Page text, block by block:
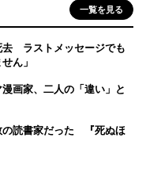
一覧を見る
去 ラストメッセージでも
ん」
画家、二人の「違い」と
の読書家だった 『死ぬほ